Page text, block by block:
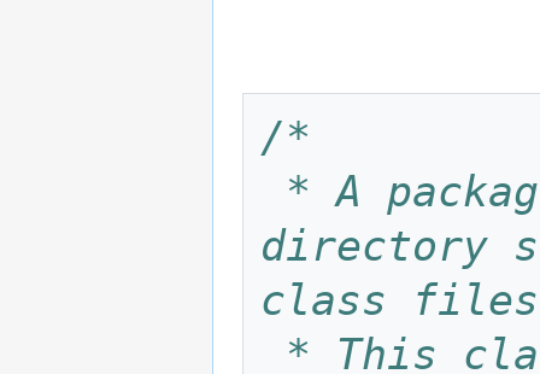
/*
directory
class